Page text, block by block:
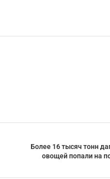
Более 16 тысяч тонн
овощей попали на